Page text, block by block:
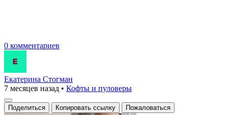
0 комментариев
Екатерина Стогман
7 месяцев назад • Кофты и пуловеры
Поделиться Копировать ссылку Пожаловаться